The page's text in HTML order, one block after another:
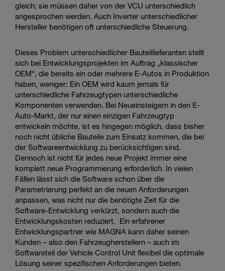
gleich; sie müssen daher von der VCU unterschiedlich
angesprochen werden. Auch Inverter unterschiedlicher
Hersteller benötigen oft unterschiedliche Steuerung.
Dieses Problem unterschiedlicher Bauteillieferanten stellt
sich bei Entwicklungsprojekten im Auftrag „klassischer
OEM“, die bereits ein oder mehrere E-Autos in Produktion
haben, weniger: Ein OEM wird kaum jemals für
unterschiedliche Fahrzeugtypen unterschiedliche
Komponenten verwenden. Bei Neueinsteigern in den E-
Auto-Markt, der nur einen einzigen Fahrzeugtyp
entwickeln möchte, ist es hingegen möglich, dass bisher
noch nicht übliche Bauteile zum Einsatz kommen, die bei
der Softwareentwicklung zu berücksichtigen sind.
Dennoch ist nicht für jedes neue Projekt immer eine
komplett neue Programmierung erforderlich. In vielen
Fällen lässt sich die Software schon über die
Parametrierung perfekt an die neuen Anforderungen
anpassen, was nicht nur die benötigte Zeit für die
Software-Entwicklung verkürzt, sondern auch die
Entwicklungskosten reduziert. Ein erfahrener
Entwicklungspartner wie MAGNA kann daher seinen
Kunden – also den Fahrzeugherstellern – auch im
Softwareteil der Vehicle Control Unit flexibel die optimale
Lösung seiner spezifischen Anforderungen bieten.